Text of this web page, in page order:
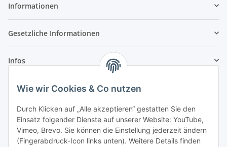
Wie wir Cookies & Co nutzen
Durch Klicken auf „Alle akzeptieren“ gestatten Sie den
Einsatz folgender Dienste auf unserer Website: YouTube,
Vimeo, Brevo. Sie können die Einstellung jederzeit ändern
(Fingerabdruck-Icon links unten). Weitere Details finden
Informationen
Gesetzliche Informationen
Infos
Laden - Öffnungszeiten:
Montag 09:00Uhr bis
16:00 Uhr
Dienstag
09:00 Uhr bis
17:00 Uhr
Mittwoch
09:00 Uhr bis 16:00 Uhr